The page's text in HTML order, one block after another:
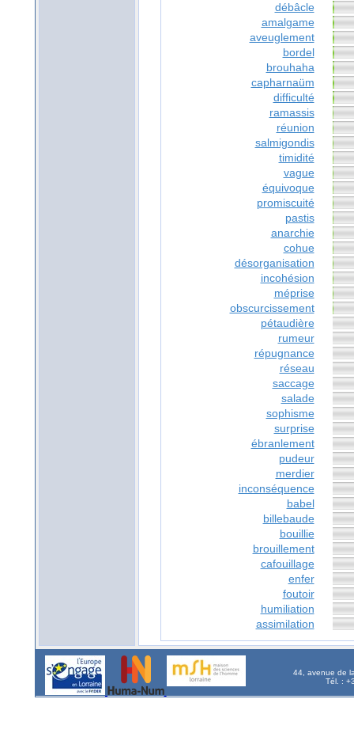
débâcle
amalgame
aveuglement
bordel
brouhaha
capharnaüm
difficulté
ramassis
réunion
salmigondis
timidité
vague
équivoque
promiscuité
pastis
anarchie
cohue
désorganisation
incohésion
méprise
obscurcissement
pétaudière
rumeur
répugnance
réseau
saccage
salade
sophisme
surprise
ébranlement
pudeur
merdier
inconséquence
babel
billebaude
bouillie
brouillement
cafouillage
enfer
foutoir
humiliation
assimilation
44, avenue de
Tél. :